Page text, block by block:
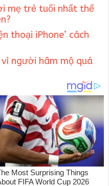
mẹ trẻ tuổi nhất thế
thoại iPhone’ cách
người hâm mộ quá